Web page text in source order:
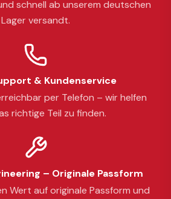
schnell ab unserem deutschen
Lager versandt.
& Kundenservice
per Telefon – wir helfen
richtige Teil zu finden.
– Originale Passform
Wert auf originale Passform und